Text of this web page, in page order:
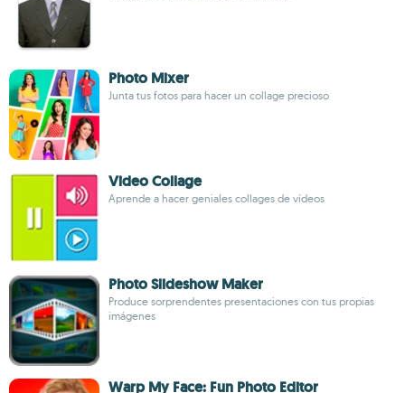
Photo Mixer
Junta tus fotos para hacer un collage precioso
Video Collage
Aprende a hacer geniales collages de vídeos
Photo Slideshow Maker
Produce sorprendentes presentaciones con tus propias
imágenes
Warp My Face: Fun Photo Editor